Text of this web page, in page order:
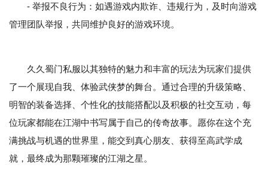
- 举报不良行为：如遇游戏内欺诈、违规行为，及时向游戏
管理团队举报，共同维护良好的游戏环境。
久久蜀门私服以其独特的魅力和丰富的玩法为玩家们提供
了一个展现自我、体验武侠梦的舞台。通过合理的升级策略、
明智的装备选择、个性化的技能搭配以及积极的社交互动，每
位玩家都能在江湖中书写属于自己的传奇故事。愿你在这个充
满挑战与机遇的世界里，能交到真心朋友、获得至高武学成
就，最终成为那颗璀璨的江湖之星。